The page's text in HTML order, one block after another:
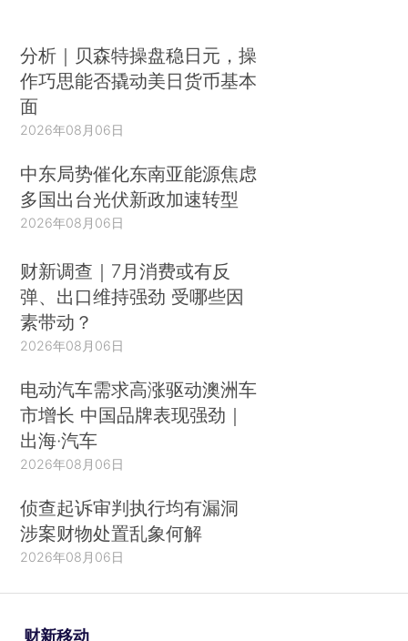
分析｜贝森特操盘稳日元，操
作巧思能否撬动美日货币基本
面
2026年08月06日
中东局势催化东南亚能源焦虑
多国出台光伏新政加速转型
2026年08月06日
财新调查｜7月消费或有反
弹、出口维持强劲 受哪些因
素带动？
2026年08月06日
电动汽车需求高涨驱动澳洲车
市增长 中国品牌表现强劲｜
出海·汽车
2026年08月06日
侦查起诉审判执行均有漏洞
涉案财物处置乱象何解
2026年08月06日
财新移动